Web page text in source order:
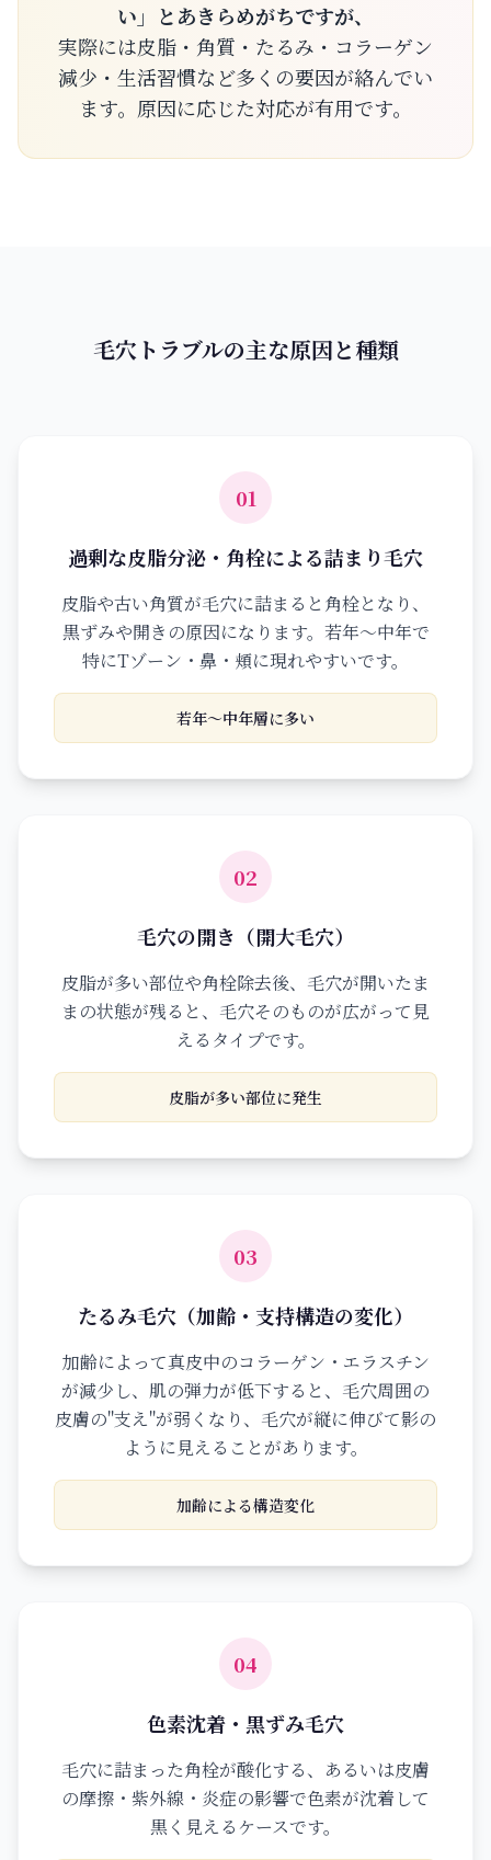
い」とあきらめがちですが、
実際には皮脂・角質・たるみ・コラーゲン
減少・生活習慣など多くの要因が絡んでい
ます。原因に応じた対応が有用です。
毛穴トラブルの主な原因と種類
01
過剰な皮脂分泌・角栓による詰まり毛穴
皮脂や古い角質が毛穴に詰まると角栓となり、
黒ずみや開きの原因になります。若年〜中年で
特にTゾーン・鼻・頬に現れやすいです。
若年〜中年層に多い
02
毛穴の開き（開大毛穴）
皮脂が多い部位や角栓除去後、毛穴が開いたま
まの状態が残ると、毛穴そのものが広がって見
えるタイプです。
皮脂が多い部位に発生
03
たるみ毛穴（加齢・支持構造の変化）
加齢によって真皮中のコラーゲン・エラスチン
が減少し、肌の弾力が低下すると、毛穴周囲の
皮膚の"支え"が弱くなり、毛穴が縦に伸びて影の
ように見えることがあります。
加齢による構造変化
04
色素沈着・黒ずみ毛穴
毛穴に詰まった角栓が酸化する、あるいは皮膚
の摩擦・紫外線・炎症の影響で色素が沈着して
黒く見えるケースです。